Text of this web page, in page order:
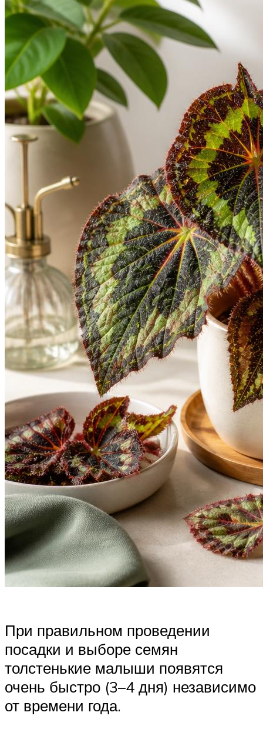
При правильном проведении
посадки и выборе семян
толстенькие малыши появятся
очень быстро (3–4 дня) независимо
от времени года.